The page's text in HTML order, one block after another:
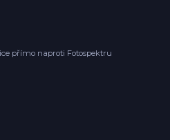
přímo naproti Fotospektru